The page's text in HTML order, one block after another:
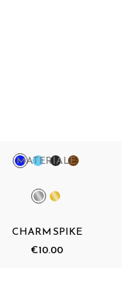
MATERIALE:
CHARM SPIKE
€10.00